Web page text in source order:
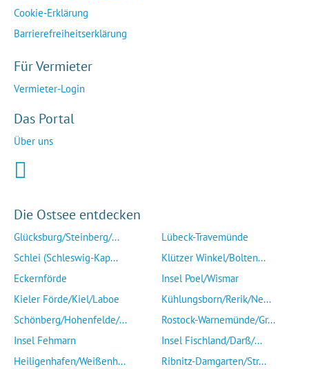
Cookie-Erklärung
Barrierefreiheitserklärung
Für Vermieter
Vermieter-Login
Das Portal
Über uns
Die Ostsee entdecken
Glücksburg/Steinberg/...
Schlei (Schleswig-Kap...
Eckernförde
Kieler Förde/Kiel/Laboe
Schönberg/Hohenfelde/...
Insel Fehmarn
Heiligenhafen/Weißenh...
Lübeck-Travemünde
Klützer Winkel/Bolten...
Insel Poel/Wismar
Kühlungsborn/Rerik/Ne...
Rostock-Warnemünde/Gr...
Insel Fischland/Darß/...
Ribnitz-Damgarten/Str...